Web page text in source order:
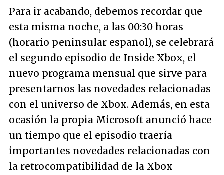
Para ir acabando, debemos recordar que
esta misma noche, a las 00:30 horas
(horario peninsular español), se celebrará
el segundo episodio de Inside Xbox, el
nuevo programa mensual que sirve para
presentarnos las novedades relacionadas
con el universo de Xbox. Además, en esta
ocasión la propia Microsoft anunció hace
un tiempo que el episodio traería
importantes novedades relacionadas con
la retrocompatibilidad de la Xbox